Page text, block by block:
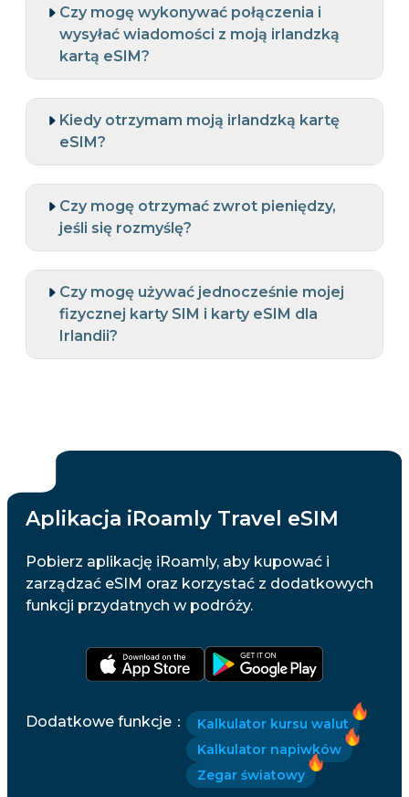
Czy mogę wykonywać połączenia i
wysyłać wiadomości z moją irlandzką
kartą eSIM?
Kiedy otrzymam moją irlandzką kartę
eSIM?
Czy mogę otrzymać zwrot pieniędzy,
jeśli się rozmyślę?
Czy mogę używać jednocześnie mojej
fizycznej karty SIM i karty eSIM dla
Irlandii?
Aplikacja iRoamly Travel eSIM
Pobierz aplikację iRoamly, aby kupować i
zarządzać eSIM oraz korzystać z dodatkowych
funkcji przydatnych w podróży.
Dodatkowe funkcje ：
Kalkulator kursu walut
Kalkulator napiwków
Zegar światowy